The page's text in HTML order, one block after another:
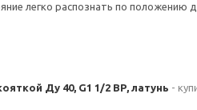
легко распознать по положению
Ду 40, G1 1/2 ВР, латунь -